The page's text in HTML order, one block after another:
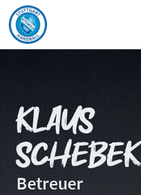
Klaus
Schebek
Betreuer